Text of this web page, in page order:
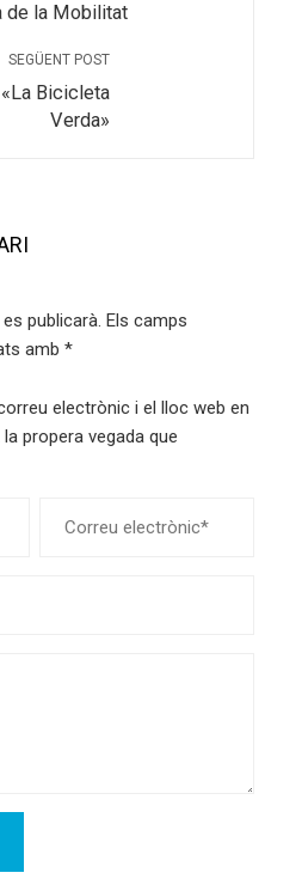
de la Mobilitat
SEGÜENT POST
Bicicleta
Verda»
publicarà. Els camps
amb *
electrònic i el lloc web en
propera vegada que